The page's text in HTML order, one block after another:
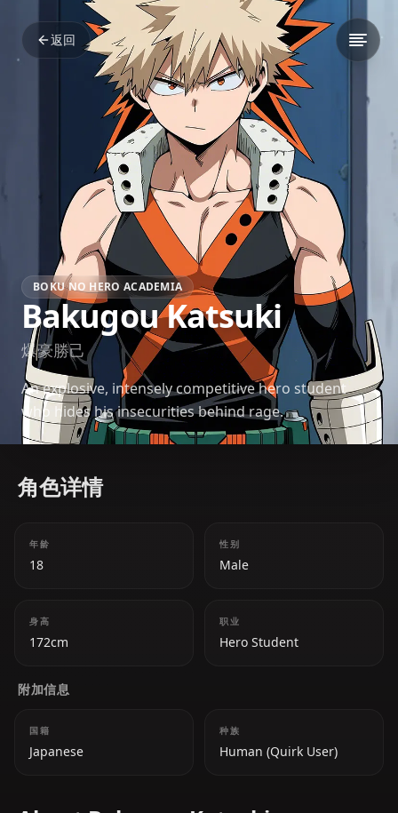
返回
BOKU NO HERO ACADEMIA
Bakugou Katsuki
爆豪勝己
An explosive, intensely competitive hero student
who hides his insecurities behind rage.
角色详情
年龄
18
性别
Male
身高
172cm
职业
Hero Student
附加信息
国籍
Japanese
种族
Human (Quirk User)